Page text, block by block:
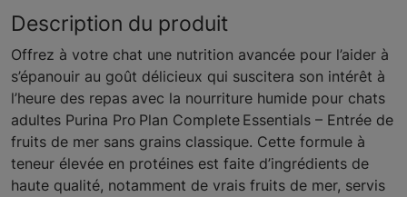
Description du produit
Offrez à votre chat une nutrition avancée pour l’aider à
s’épanouir au goût délicieux qui suscitera son intérêt à
l’heure des repas avec la nourriture humide pour chats
adultes Purina Pro Plan Complete Essentials – Entrée de
fruits de mer sans grains classique. Cette formule à
teneur élevée en protéines est faite d’ingrédients de
haute qualité, notamment de vrais fruits de mer, servis